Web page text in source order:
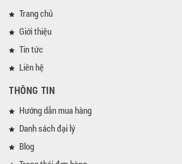
Trang chủ
Giới thiệu
Tin tức
Liên hệ
THÔNG TIN
Hướng dẫn mua hàng
Danh sách đại lý
Blog